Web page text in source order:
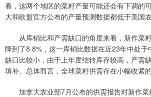
看，这两个地区的菜籽产量可能还会有下调的
大和欧盟官方公布的产量预测数据都低于美国
从库销比和产需缺口的角度来看，新作菜
降到了8.8%，这一库销比数据在近23年中处于
缺口比较小，由于上年度结转库存较高，产需
填补。总体而言，全球菜籽供需存在小幅收紧的
加拿大农业部7月公布的供需报告对新作菜